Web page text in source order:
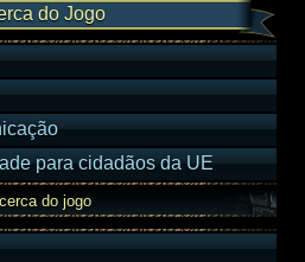
do Jogo
para cidadãos da UE
do jogo